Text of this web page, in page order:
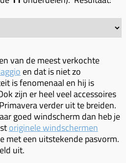
van de meest verkochte
en dat is niet zo
is fenomenaal en hij is
zijn er heel veel accessoires
verder uit te breiden.
goed windscherm dan heb je
originele windschermen
met een uitstekende pasvorm.
uit.